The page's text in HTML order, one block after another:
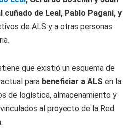
cuñado de Leal, Pablo Pagani, y
de ALS y a otras personas
que existió un esquema de
para beneficiar a ALS en la
de logística, almacenamiento y
al proyecto de la Red